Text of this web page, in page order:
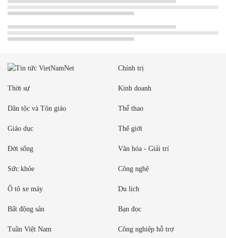
Chính trị
Thời sự Kinh doanh
Dân tộc và Tôn giáo Thể thao
Giáo dục Thế giới
Đời sống Văn hóa - Giải trí
Sức khỏe Công nghệ
Ô tô xe máy Du lịch
Bất động sản Bạn đọc
Tuần Việt Nam Công nghiệp hỗ trợ